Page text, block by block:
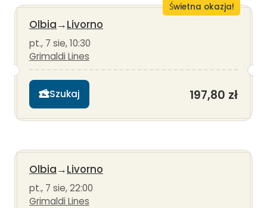
Świetna okazja!
Olbia→Livorno
pt., 7 sie, 10:30
Grimaldi Lines
Szukaj 197,80 zł
Olbia→Livorno
pt., 7 sie, 22:00
Grimaldi Lines